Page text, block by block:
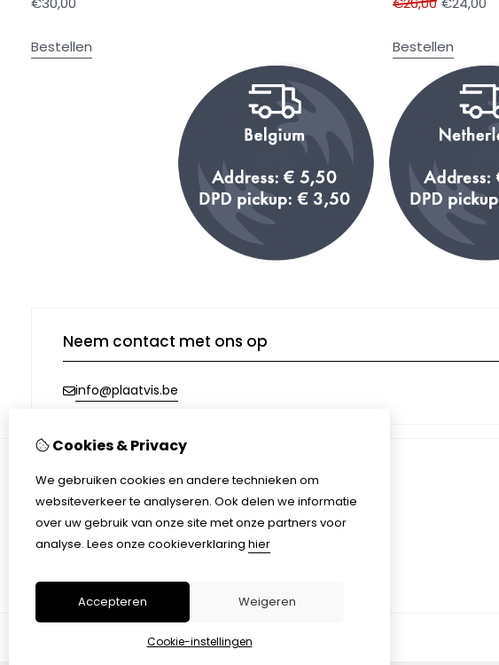
Bestellen Bestellen
Neem contact met ons op
info@plaatvis.be
Informatie
Afhalen & Verzending
Algemene voorwaarden
Cookies & Privacy
We gebruiken cookies en andere technieken om
websiteverkeer te analyseren. Ook delen we informatie
over uw gebruik van onze site met onze partners voor
analyse. Lees onze cookieverklaring hier
Accepteren Weigeren
Cookie-instellingen